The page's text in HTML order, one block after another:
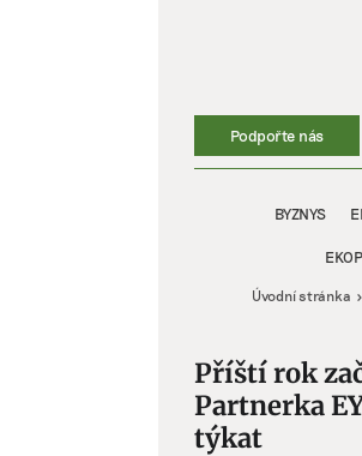
Podpořte nás
BYZNYS
Úvodní stránka
Příští rok
Partnerka
týkat